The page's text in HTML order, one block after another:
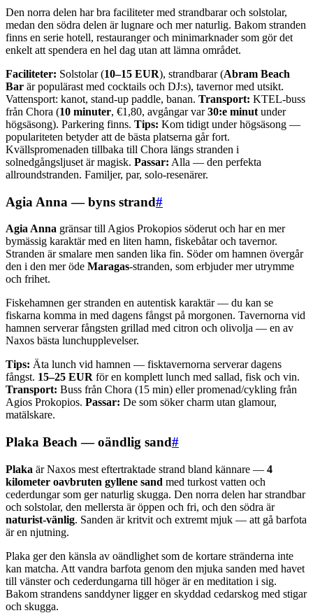
Den norra delen har bra faciliteter med strandbarar och solstolar,
medan den södra delen är lugnare och mer naturlig. Bakom stranden
finns en serie hotell, restauranger och minimarknader som gör det
enkelt att spendera en hel dag utan att lämna området.
Faciliteter: Solstolar (10–15 EUR), strandbarar (Abram Beach
Bar är populärast med cocktails och DJ:s), tavernor med utsikt.
Vattensport: kanot, stand-up paddle, banan. Transport: KTEL-buss
från Chora (10 minuter, €1,80, avgångar var30:e minut under
högsäsong). Parkering finns. Tips: Kom tidigt under högsäsong —
populariteten betyder att de bästa platserna går fort.
Kvällspromenaden tillbaka till Chora längs stranden i
solnedgångsljuset är magisk. Passar: Alla — den perfekta
allroundstranden. Familjer, par, solo-resenärer.
Agia Anna — byns strand#
Agia Anna gränsar till Agios Prokopios söderut och har en mer
bymässig karaktär med en liten hamn, fiskebåtar och tavernor.
Stranden är smalare men sanden lika fin. Söder om hamnen övergår
den i den mer öde Maragas-stranden, som erbjuder mer utrymme
och frihet.
Fiskehamnen ger stranden en autentisk karaktär — du kan se
fiskarna komma in med dagens fångst på morgonen. Tavernorna vid
hamnen serverar fångsten grillad med citron och olivolja — en av
Naxos bästa lunchupplevelser.
Tips: Äta lunch vid hamnen — fisktavernorna serverar dagens
fångst. 15–25 EUR för en komplett lunch med sallad, fisk och vin.
Transport: Buss från Chora (15 min) eller promenad/cykling från
Agios Prokopios. Passar: De som söker charm utan glamour,
matälskare.
Plaka Beach — oändlig sand#
Plaka är Naxos mest eftertraktade strand bland kännare — 4
kilometer oavbruten gyllene sand med turkost vatten och
cederdungar som ger naturlig skugga. Den norra delen har strandbar
och solstolar, den mellersta är öppen och fri, och den södra är
naturist-vänlig. Sanden är kritvit och extremt mjuk — att gå barfota
är en njutning.
Plaka ger den känsla av oändlighet som de kortare stränderna inte
kan matcha. Att vandra barfota genom den mjuka sanden med havet
till vänster och cederdungarna till höger är en meditation i sig.
Bakom strandens sanddyner ligger en skyddad cedarskog med stigar
och skugga.